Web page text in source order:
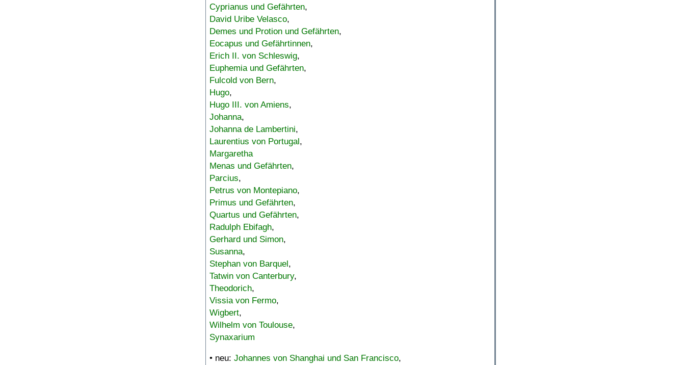
Cyprianus und Gefährten,
David Uribe Velasco,
Demes und Protion und Gefährten,
Eocapus und Gefährtinnen,
Erich II. von Schleswig,
Euphemia und Gefährten,
Fulcold von Bern,
Hugo,
Hugo III. von Amiens,
Johanna,
Johanna de Lambertini,
Laurentius von Portugal,
Margaretha
Menas und Gefährten,
Parcius,
Petrus von Montepiano,
Primus und Gefährten,
Quartus und Gefährten,
Radulph Ebifagh,
Gerhard und Simon,
Susanna,
Stephan von Barquel,
Tatwin von Canterbury,
Theodorich,
Vissia von Fermo,
Wigbert,
Wilhelm von Toulouse,
Synaxarium
• neu: Johannes von Shanghai und San Francisco,